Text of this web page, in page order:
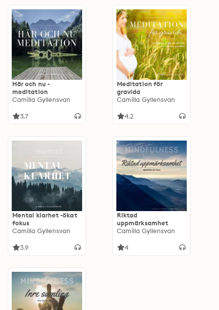
Här och nu -
meditation
Camilla Gyllensvan
3.7
Meditation för
gravida
Camilla Gyllensvan
4.2
Mental klarhet -ökat
fokus
Camilla Gyllensvan
3.9
Riktad
uppmärksamhet
Camilla Gyllensvan
4